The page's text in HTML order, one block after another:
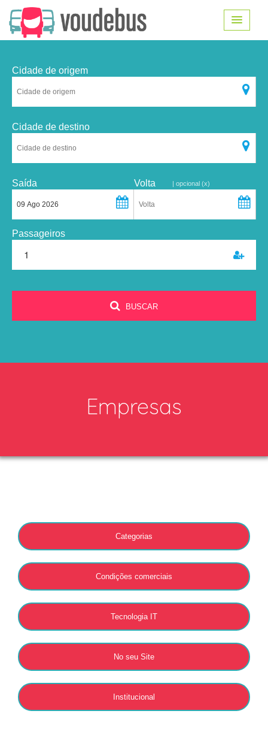
Cidade de origem
Cidade de destino
Saída Volta | opcional (x)
Passageiros
1
BUSCAR
Empresas
Categorias
Condições comerciais
Tecnologia IT
No seu Site
Institucional